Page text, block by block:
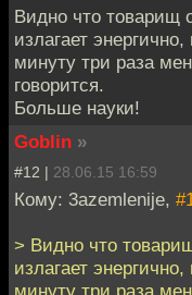
Видно что
излагает
минуту три раза
говорится.
Больше науки!
Goblin »
#12 | 28.06.15 16:59
Кому: 3azemlenije,
> Видно что
излагает